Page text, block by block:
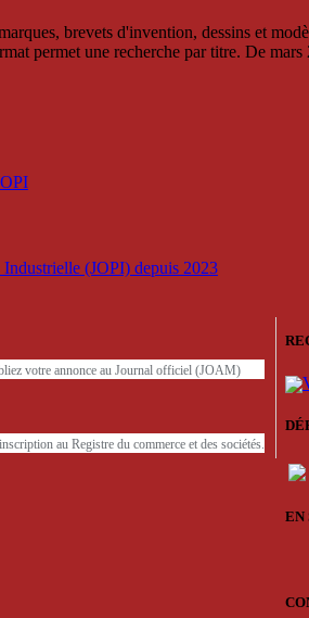
brevets d'invention, dessins et
permet une recherche par titre. De
(JOPI) depuis 2023
votre annonce au Journal officiel (JOAM)
au Registre du commerce et des sociétés.
EN